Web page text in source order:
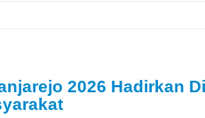
2026 Hadirkan